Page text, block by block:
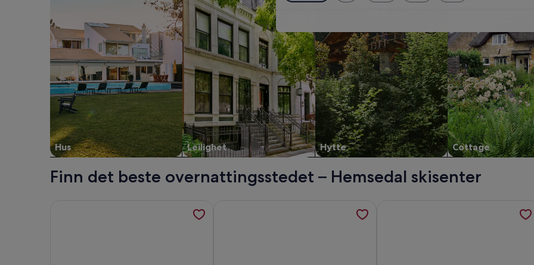
Hus Leilighet Hytte Cottage
Finn det beste overnattingsstedet – Hemsedal skisenter